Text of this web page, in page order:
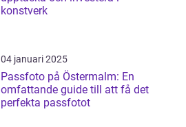
konstverk
04 januari 2025
Passfoto på Östermalm: En
omfattande guide till att få det
perfekta passfotot